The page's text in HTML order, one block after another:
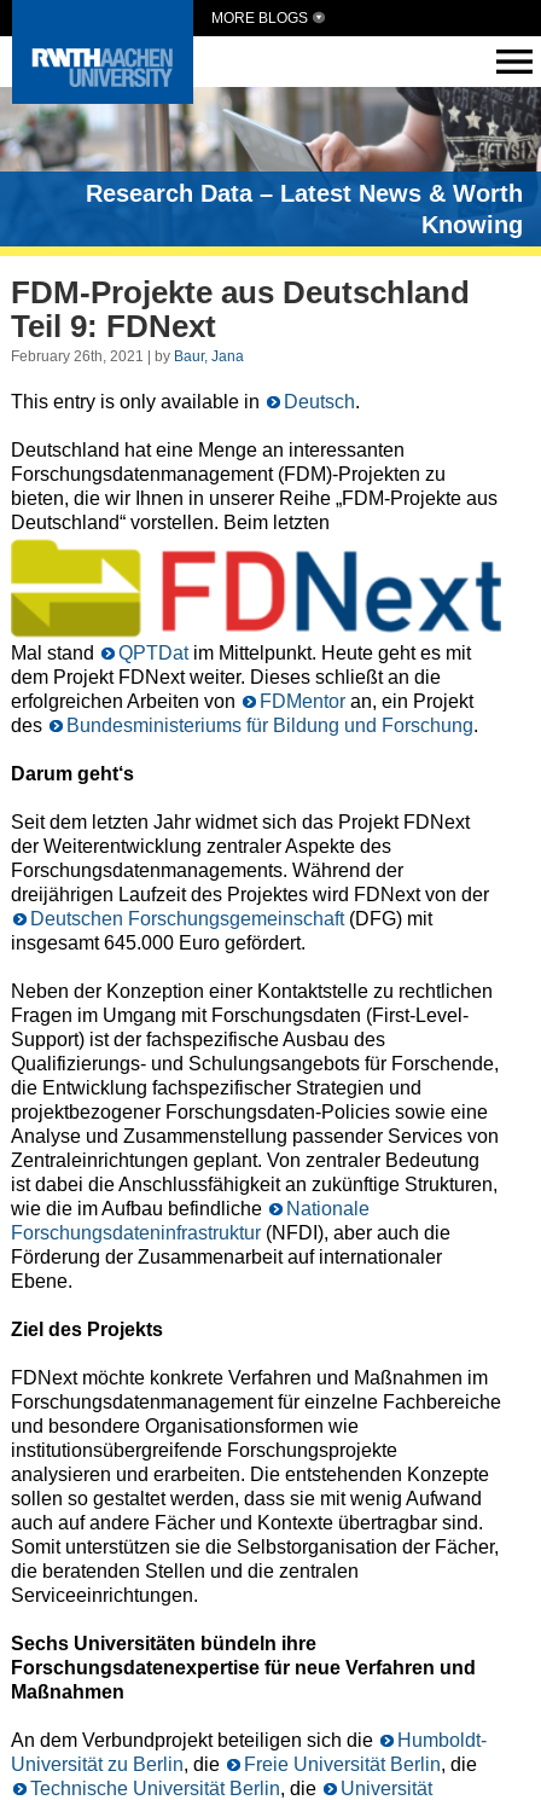
MORE BLOGS
Research Data – Latest News & Worth
Knowing
FDM-Projekte aus Deutschland
Teil 9: FDNext
February 26th, 2021 | by Baur, Jana
This entry is only available in Deutsch.
Deutschland hat eine Menge an interessanten
Forschungsdatenmanagement (FDM)-Projekten zu
bieten, die wir Ihnen in unserer Reihe „FDM-Projekte aus
Deutschland“ vorstellen. Beim letzten
Mal stand QPTDatim Mittelpunkt. Heute geht es mit
dem Projekt FDNext weiter. Dieses schließt an die
erfolgreichen Arbeiten von
FDMentoran, ein Projekt
des
Bundesministeriums für Bildung und Forschung.
Darum geht‘s
Seit dem letzten Jahr widmet sich das Projekt FDNext
der Weiterentwicklung zentraler Aspekte des
Forschungsdatenmanagements. Während der
dreijährigen Laufzeit des Projektes wird FDNext von der
Deutschen Forschungsgemeinschaft(DFG) mit
insgesamt 645.000 Euro gefördert.
Neben der Konzeption einer Kontaktstelle zu rechtlichen
Fragen im Umgang mit Forschungsdaten (First-Level-
Support) ist der fachspezifische Ausbau des
Qualifizierungs- und Schulungsangebots für Forschende,
die Entwicklung fachspezifischer Strategien und
projektbezogener Forschungsdaten-Policies sowie eine
Analyse und Zusammenstellung passender Services von
Zentraleinrichtungen geplant. Von zentraler Bedeutung
ist dabei die Anschlussfähigkeit an zukünftige Strukturen,
wie die im Aufbau befindliche
Nationale
Forschungsdateninfrastruktur(NFDI), aber auch die
Förderung der Zusammenarbeit auf internationaler
Ebene.
Ziel des Projekts
FDNext möchte konkrete Verfahren und Maßnahmen im
Forschungsdatenmanagement für einzelne Fachbereiche
und besondere Organisationsformen wie
institutionsübergreifende Forschungsprojekte
analysieren und erarbeiten. Die entstehenden Konzepte
sollen so gestaltet werden, dass sie mit wenig Aufwand
auch auf andere Fächer und Kontexte übertragbar sind.
Somit unterstützen sie die Selbstorganisation der Fächer,
die beratenden Stellen und die zentralen
Serviceeinrichtungen.
Sechs Universitäten bündeln ihre
Forschungsdatenexpertise für neue Verfahren und
Maßnahmen
An dem Verbundprojekt beteiligen sich die
Humboldt-
Universität zu Berlin, die Freie Universität Berlin, die
Technische Universität Berlin, die
Universität